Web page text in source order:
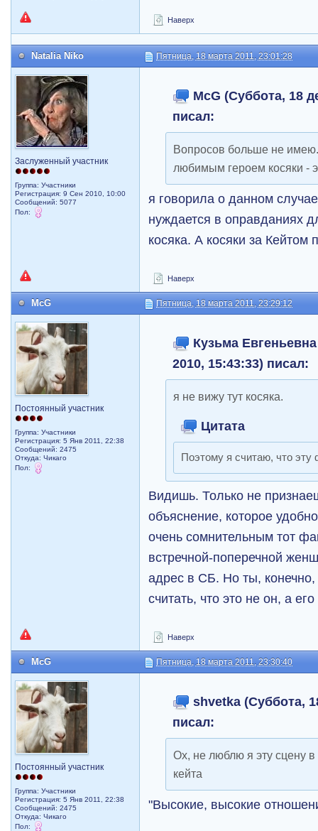
Наверх
Natalia Niko Пятница, 18 марта 2011, 23:01:28
Заслуженный участник
Группа: Участники
Регистрация: 9 Сен 2010, 10:00
Сообщений: 5077
Пол:
McG (Суббота, 18
писал:
Вопросов больше не
любимым героем косяки -
я говорила о данном
нуждается в оправданиях
косяка. А косяки за Кейтом
Наверх
McG Пятница, 18 марта 2011, 23:29:12
Постоянный участник
Группа: Участники
Регистрация: 5 Янв 2011, 22:38
Сообщений: 2475
Откуда: Чикаго
Пол:
Кузьма
2010, 15:43:33) писал:
я не вижу тут косяка.
Цитата
Поэтому я считаю, что
Видишь. Только не
объяснение, которое
очень сомнительным тот
встречной-поперечной
адрес в СБ. Но ты,
считать, что это не он, а
Наверх
McG Пятница, 18 марта 2011, 23:30:40
Постоянный участник
Группа: Участники
Регистрация: 5 Янв 2011, 22:38
Сообщений: 2475
Откуда: Чикаго
Пол:
shvetka (Суббота,
писал:
Ох, не люблю я эту сцену
кейта
"Высокие, высокие